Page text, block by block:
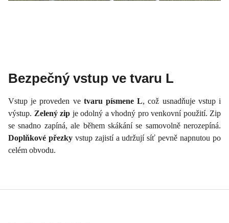
Bezpečný vstup ve tvaru L
Vstup je proveden ve tvaru písmene L, což usnadňuje vstup i
výstup. Zelený zip je odolný a vhodný pro venkovní použití. Zip
se snadno zapíná, ale během skákání se samovolně nerozepíná.
Doplňkové přezkyvstup zajistí a udržují síť pevně napnutou po
celém obvodu.